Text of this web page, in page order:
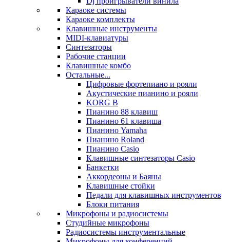
Караоке системы
Караоке комплекты
Клавишные инструменты
MIDI-клавиатуры
Синтезаторы
Рабочие станции
Клавишные комбо
Остальные...
Цифровые фортепиано и рояли
Акустические пианино и рояли
KORG B
Пианино 88 клавиш
Пианино 61 клавиша
Пианино Yamaha
Пианино Roland
Пианино Casio
Клавишные синтезаторы Casio
Банкетки
Аккордеоны и Баяны
Клавишные стойки
Педали для клавишных инструментов
Блоки питания
Микрофоны и радиосистемы
Студийные микрофоны
Радиосистемы инструментальные